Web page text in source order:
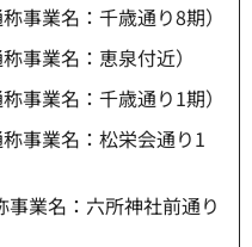
事業名：千歳通り8期）
事業名：恵泉付近）
事業名：千歳通り1期）
事業名：松栄会通り1
業名：六所神社前通り